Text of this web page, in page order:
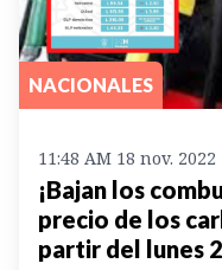
NACIONALES
11:48 AM 18 nov. 2022
¡Bajan los
precio de los
partir del lunes